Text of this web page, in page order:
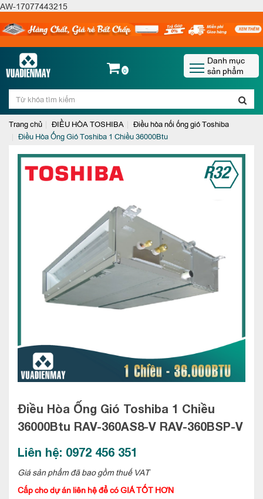
AW-17077443215
0
Danh mục
sản phẩm
Trang chủ ĐIỀU HÒA TOSHIBA
Điều hòa nối ống gió Toshiba
Điều Hòa Ống Gió Toshiba 1 Chiều 36000Btu
Điều Hòa Ống Gió Toshiba 1 Chiều
36000Btu RAV-360AS8-V RAV-360BSP-V
Liên hệ: 0972 456 351
Giá sản phẩm đã bao gồm thuế VAT
Cấp cho dự án liên hệ để có GIÁ TỐT HƠN